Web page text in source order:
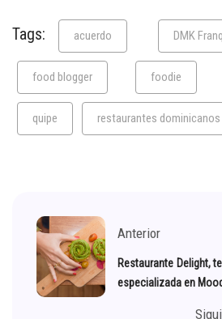
Tags: acuerdo DMK
food blogger foodie
quipe restaurantes dominicanos
Anterior
Restaurante Delight,
especializada en